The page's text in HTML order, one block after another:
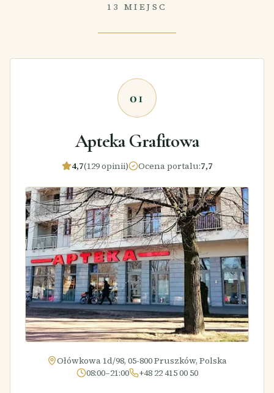
13 MIEJSC
01
Apteka Grafitowa
4,7(129 opinii) Ocena portalu:7,7
Ołówkowa 1d/98, 05-800 Pruszków, Polska
08:00–21:00
+48 22 415 00 50